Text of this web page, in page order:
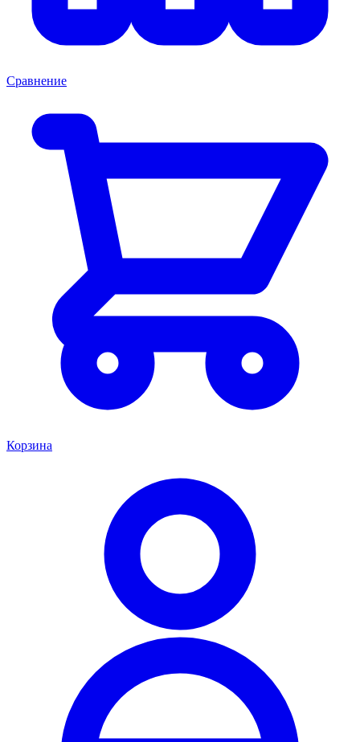
Сравнение
Корзина